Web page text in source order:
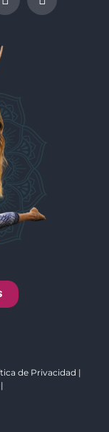
de Privacidad |
|